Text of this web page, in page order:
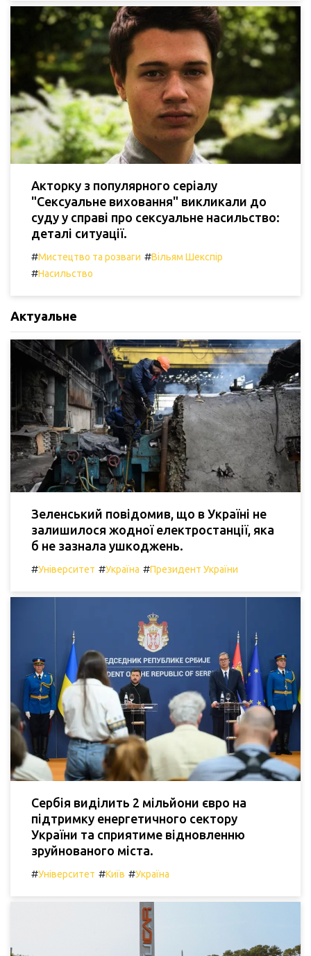
Акторку з популярного серіалу
"Сексуальне виховання" викликали до
суду у справі про сексуальне насильство:
деталі ситуації.
#Мистецтво та розваги #Вільям Шекспір
#Насильство
Актуальне
Зеленський повідомив, що в Україні не
залишилося жодної електростанції, яка
б не зазнала ушкоджень.
#Університет #Україна #Президент України
Сербія виділить 2 мільйони євро на
підтримку енергетичного сектору
України та сприятиме відновленню
зруйнованого міста.
#Університет #Київ #Україна